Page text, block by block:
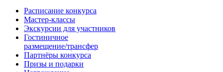
Расписание конкурса
Мастер-классы
Экскурсии для участников
Гостиничное
размещение/трансфер
Партнёры конкурса
Призы и подарки